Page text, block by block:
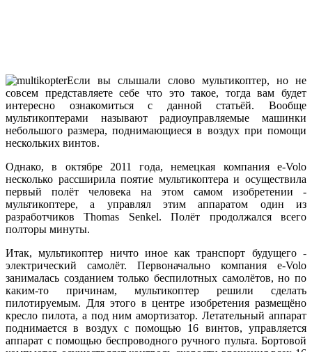
Если вы слышали слово мультикоптер, но не
совсем представляете себе что это такое, тогда вам будет
интересно ознакомиться с данной статьёй. Вообще
мультикоптерами называют радиоуправляемые машинки
небольшого размера, поднимающиеся в воздух при помощи
нескольких винтов.
Однако, в октябре 2011 года, немецкая компания е-Volo
несколько рассширила поятие мультикоптера и осуществила
первый полёт человека на этом самом изобретении -
мультикоптере, а управлял этим аппаратом один из
разработчиков Thomas Senkel. Полёт продолжался всего
полторы минуты.
Итак, мультикоптер ничто иное как транспорт будущего -
электрический самолёт. Первоначально компания е-Volo
занималась созданием только беспилотных самолётов, но по
каким-то причинам, мультикоптер решили сделать
пилотируемым. Для этого в центре изобретения размещёно
кресло пилота, а под ним амортизатор. Летательный аппарат
поднимается в воздух с помощью 16 винтов, управляется
аппарат с помощью беспроводного ручного пульта. Бортовой